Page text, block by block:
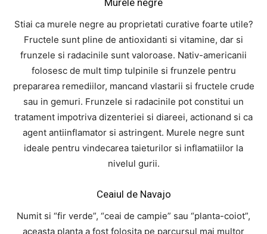
Murele negre
Stiai ca murele negre au proprietati curative foarte utile?
Fructele sunt pline de antioxidanti si vitamine, dar si
frunzele si radacinile sunt valoroase. Nativ-americanii
folosesc de mult timp tulpinile si frunzele pentru
prepararea remediilor, mancand vlastarii si fructele crude
sau in gemuri. Frunzele si radacinile pot constitui un
tratament impotriva dizenteriei si diareei, actionand si ca
agent antiinflamator si astringent. Murele negre sunt
ideale pentru vindecarea taieturilor si inflamatiilor la
nivelul gurii.
Ceaiul de Navajo
Numit si “fir verde”, “ceai de campie” sau “planta-coiot”,
aceasta planta a fost folosita pe parcursul mai multor